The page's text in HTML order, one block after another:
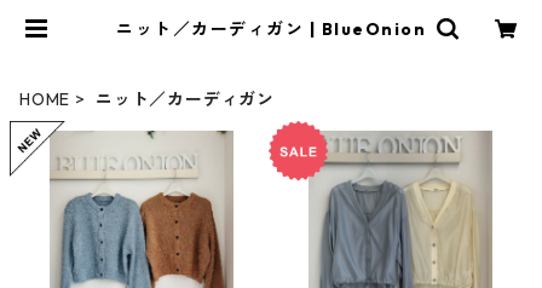
ニット／カーディガン | BlueOnion
HOME ニット／カーディガン